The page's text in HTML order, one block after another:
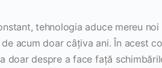
tehnologia aduce mereu
acum doar câțiva ani. În acest
doar despre a face față